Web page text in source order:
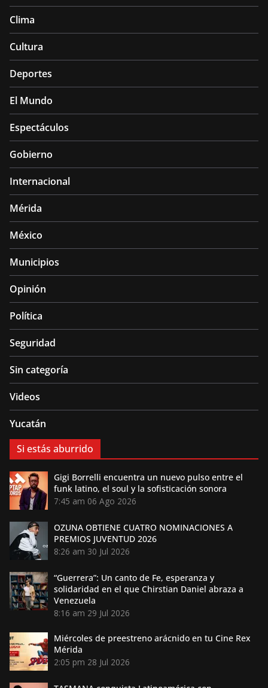
Clima
Cultura
Deportes
El Mundo
Espectáculos
Gobierno
Internacional
Mérida
México
Municipios
Opinión
Política
Seguridad
Sin categoría
Videos
Yucatán
Si estás aburrido
Gigi Borrelli encuentra un nuevo pulso entre el
funk latino, el soul y la sofisticación sonora
7:45 am 06 Ago 2026
OZUNA OBTIENE CUATRO NOMINACIONES A
PREMIOS JUVENTUD 2026
8:26 am 30 Jul 2026
“Guerrera”: Un canto de Fe, esperanza y
solidaridad en el que Chirstian Daniel abraza a
Venezuela
8:16 am 29 Jul 2026
Miércoles de preestreno arácnido en tu Cine Rex
Mérida
2:05 pm 28 Jul 2026